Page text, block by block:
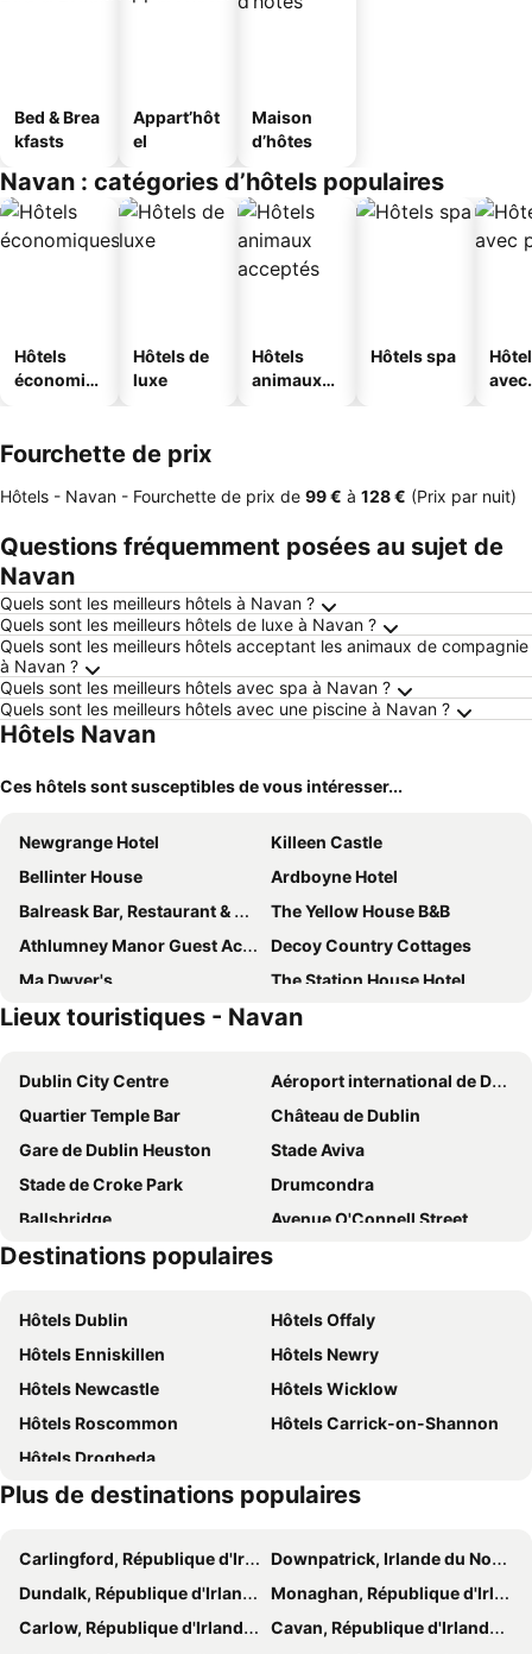
Bed & Brea
kfasts
Appart’hôt
el
Maison
d’hôtes
Navan : catégories d’hôtels populaires
Hôtels
économiq
Hôtels de
luxe
Hôtels
animaux
Hôtels spa
avec
Fourchette de prix
Hôtels - Navan - Fourchette de prix de ‎99 € à ‎128 € (Prix par nuit)
Questions fréquemment posées au sujet de
Navan
Quels sont les meilleurs hôtels à Navan ?
Quels sont les meilleurs hôtels de luxe à Navan ?
Quels sont les meilleurs hôtels acceptant les animaux de compagnie
à Navan ?
Quels sont les meilleurs hôtels avec spa à Navan ?
Quels sont les meilleurs hôtels avec une piscine à Navan ?
Hôtels Navan
Ces hôtels sont susceptibles de vous intéresser...
Newgrange Hotel
Killeen Castle
Bellinter House
Ardboyne Hotel
Balreask Bar, Restaurant & Guest Accommodation
The Yellow House B&B
Athlumney Manor Guest Accommodation
Decoy Country Cottages
Ma Dwyer's
The Station House Hotel
Rock Farm Slane - Limehouse Tankardstown House
Woodview Lodge
Trim Castle Hotel
Castle Arch Hotel
Headfort Arms Hotel
Tom Blake House
Athboy Central
Darnley Lodge Hotel
Nannys
Lieux touristiques - Navan
Dublin City Centre
Aéroport international de Dublin
Quartier Temple Bar
Château de Dublin
Gare de Dublin Heuston
Stade Aviva
Stade de Croke Park
Drumcondra
Ballsbridge
Avenue O'Connell Street
Cathédrale Saint Patrick
St Patrick's Day
Gare de Connolly
St Stephen's Green
Centre Commercial Stephens Green
Port de Dublin
Trinity College Library
Harcourt Street
Colline de Tara
Trim Castle
Spirits of Meath Festival
Tayto Park
Funtasia Waterpark
Sandermans New Europe
Whelan's
Distillerie Jameson
Olympia Theatre
Baldonnell
Francis Street
Destinations populaires
Hôtels Dublin
Hôtels Offaly
Hôtels Enniskillen
Hôtels Newry
Hôtels Newcastle
Hôtels Wicklow
Hôtels Roscommon
Hôtels Carrick-on-Shannon
Hôtels Drogheda
Plus de destinations populaires
Carlingford, République d'Irlande Hôtels
Downpatrick, Irlande du Nord Hôtels
Dundalk, République d'Irlande Hôtels
Monaghan, République d'Irlande Hôtels
Carlow, République d'Irlande Hôtels
Cavan, République d'Irlande Hôtels